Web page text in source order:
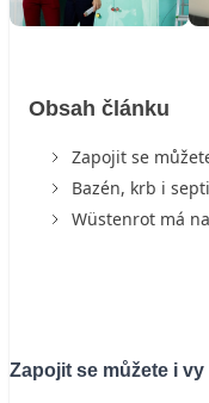
Obsah článku
Zapojit se
Bazén, krb i
Wüstenrot má
Zapojit se můžete i vy